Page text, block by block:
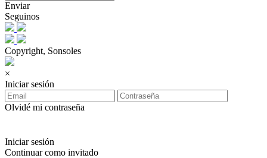
Enviar
Seguinos
Copyright, Sonsoles
×
Iniciar sesión
Olvidé mi contraseña
Iniciar sesión
Continuar como invitado